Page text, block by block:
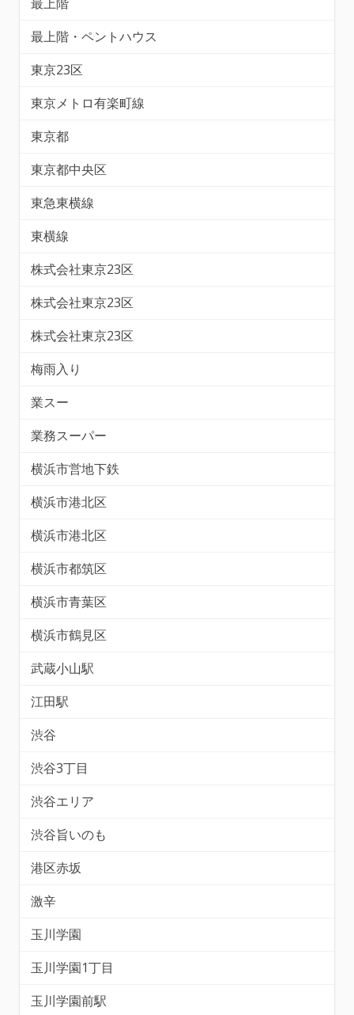
最上階・ペントハウス
東京23区
東京メトロ有楽町線
東京都
東京都中央区
東急東横線
東横線
株式会社東京23区
株式会社東京23区
株式会社東京23区
梅雨入り
業スー
業務スーパー
横浜市営地下鉄
横浜市港北区
横浜市港北区
横浜市都筑区
横浜市青葉区
横浜市鶴見区
武蔵小山駅
江田駅
渋谷
渋谷3丁目
渋谷エリア
渋谷旨いのも
港区赤坂
激辛
玉川学園
玉川学園1丁目
玉川学園前駅